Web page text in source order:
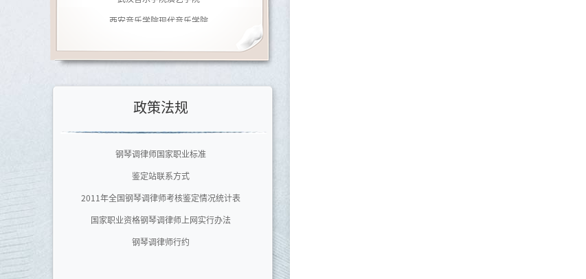
西安音乐学院现代音乐学院
北京劲松职业高中
南京师范大学音乐学院
泉州师范学院艺术学院
四川音乐学院
河南师范大学音乐舞蹈学院
政策法规
钢琴调律师国家职业标准
鉴定站联系方式
2011年全国钢琴调律师考核鉴定情况统计表
国家职业资格钢琴调律师上网实行办法
钢琴调律师行约